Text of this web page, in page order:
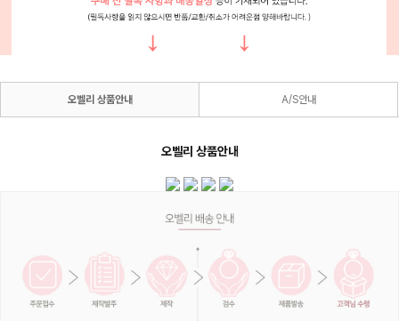
오벨리 상품안내 A/S안내
오벨리 상품안내